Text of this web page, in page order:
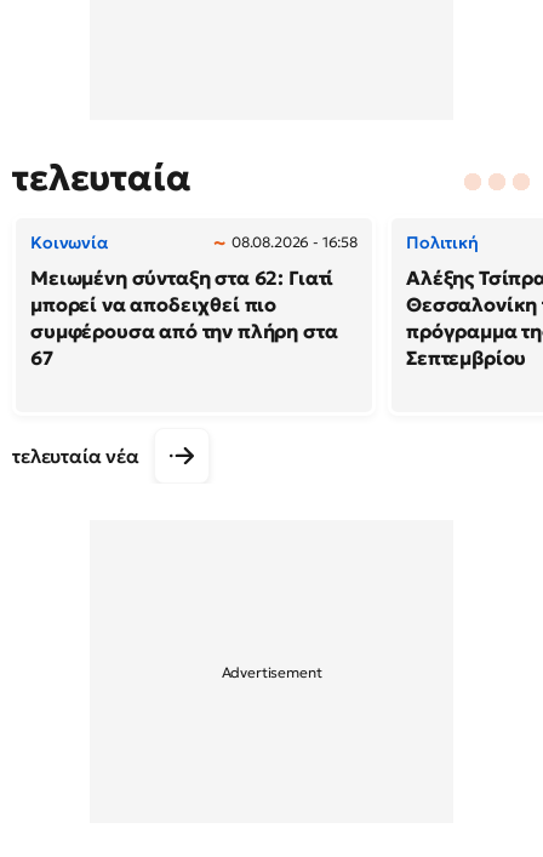
τελευταία
Κοινωνία 08.08.2026 - 16:58
Μειωμένη σύνταξη στα 62: Γιατί
μπορεί να αποδειχθεί πιο
συμφέρουσα από την πλήρη στα
67
Πολιτική
Αλέξης
Θεσσαλονίκη
πρόγραμμα
Σεπτεμβρίου
τελευταία νέα